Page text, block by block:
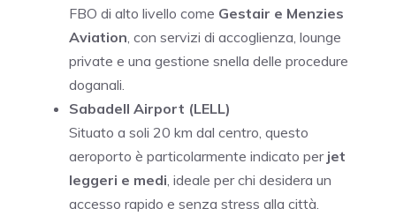
FBO di alto livello come Gestair e Menzies
Aviation, con servizi di accoglienza, lounge
private e una gestione snella delle procedure
doganali.
Sabadell Airport (LELL)
Situato a soli 20 km dal centro, questo
aeroporto è particolarmente indicato perjet
leggeri e medi, ideale per chi desidera un
accesso rapido e senza stress alla città.